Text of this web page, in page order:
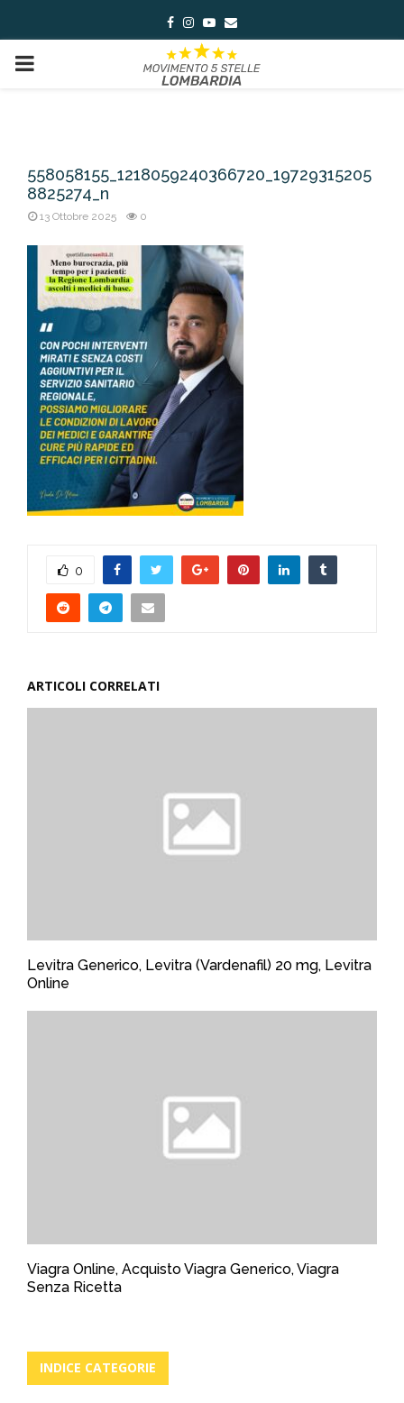
Facebook
Instagram
Youtube
Email
PRIMARY
558058155_1218059240366720_19729315205
8825274_n
13 Ottobre 2025 0
0
ARTICOLI CORRELATI
Levitra Generico, Levitra (Vardenafil) 20 mg, Levitra
Online
Viagra Online, Acquisto Viagra Generico, Viagra
Senza Ricetta
INDICE CATEGORIE